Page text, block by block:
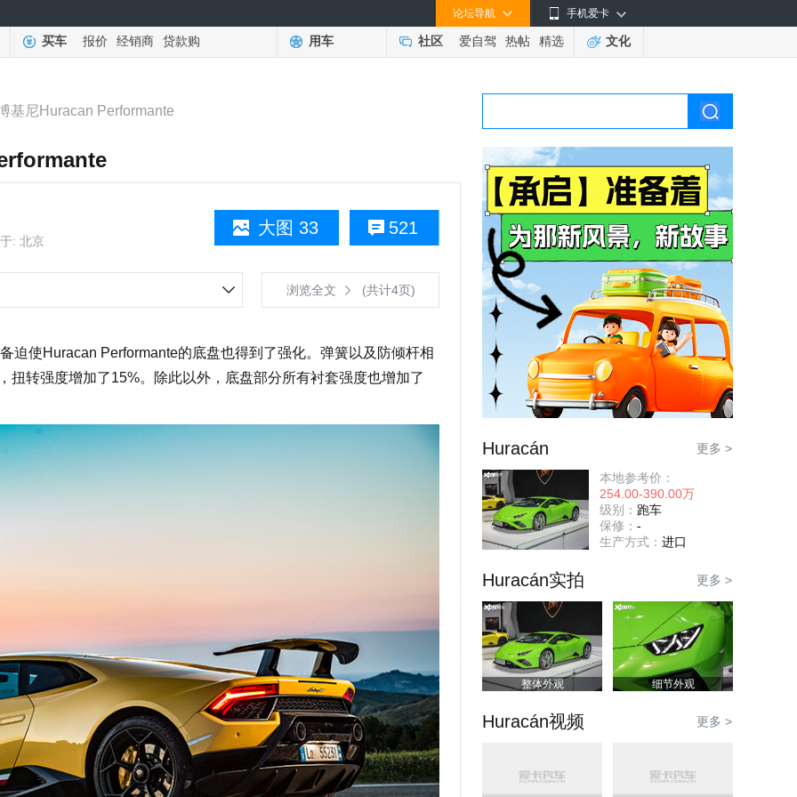
手机爱卡
论坛导航
买车 报价 经销商 贷款购 用车 社区 爱自驾 热帖 精选 文化
基尼Huracan Performante
521
大图 33
: 北京
浏览全文 (共计4页)
使Huracan Performante的底盘也得到了强化。弹簧以及防倾杆相
扭转强度增加了15%。除此以外，底盘部分所有衬套强度也增加了
Huracán 更多 >
本地参考价：
254.00-390.00万
级别： 跑车
保修： -
生产方式： 进口
Huracán实拍 更多 >
整体外观 细节外观
Huracán视频 更多 >